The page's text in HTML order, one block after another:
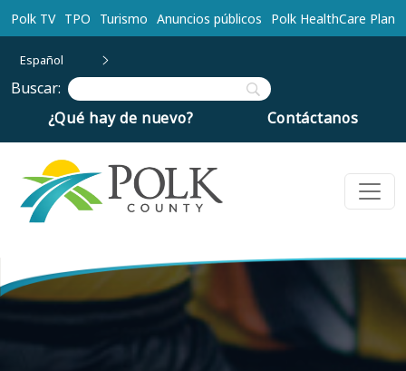
Ir al contenido principal
Polk TV TPO Turismo Anuncios públicos Polk HealthCare Plan
Español
Buscar:
¿Qué hay de nuevo?
Contáctanos